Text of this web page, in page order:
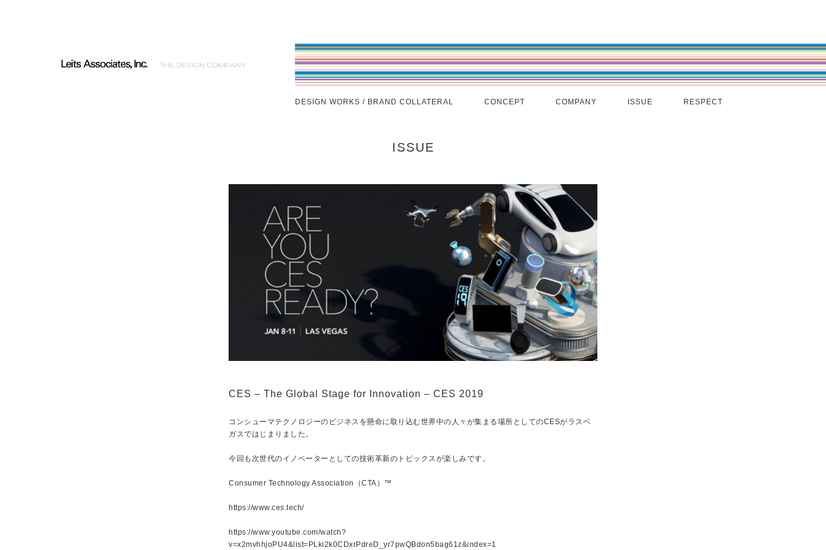
DESIGN WORKS / BRAND COLLATERAL CONCEPT COMPANY ISSUE RESPECT
ISSUE
CES – The Global Stage for Innovation – CES 2019
コンシューマテクノロジーのビジネスを懸命に取り込む世界中の人々が集まる場所としてのCESがラスベ
ガスではじまりました。
今回も次世代のイノベーターとしての技術革新のトピックスが楽しみです。
Consumer Technology Association（CTA）™
https://www.ces.tech/
https://www.youtube.com/watch?
v=x2mvhhjoPU4&list=PLki2k0CDxrPdreD_yr7pwQBdon5bag61z&index=1